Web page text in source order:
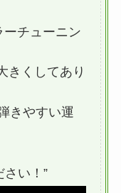
チューニン
きくしてあり
きやすい運
い！”